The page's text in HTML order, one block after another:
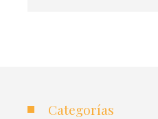
Categorías